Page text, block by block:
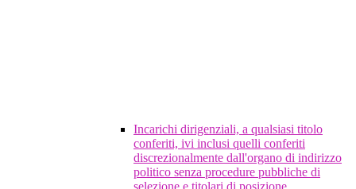
Incarichi dirigenziali, a qualsiasi titolo
conferiti, ivi inclusi quelli conferiti
discrezionalmente dall'organo di indirizzo
politico senza procedure pubbliche di